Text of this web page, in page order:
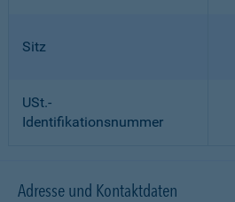
Sitz
USt.-
Identifikationsnummer
Adresse und Kontaktdaten